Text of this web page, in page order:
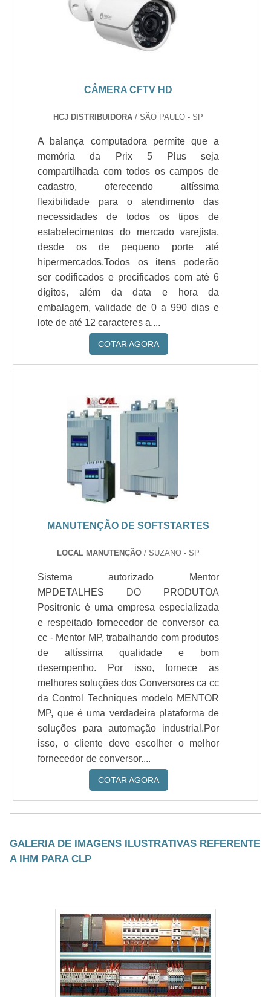
CÂMERA CFTV HD
HCJ DISTRIBUIDORA / SÃO PAULO - SP
A balança computadora permite que a
memória da Prix 5 Plus seja
compartilhada com todos os campos de
cadastro, oferecendo altíssima
flexibilidade para o atendimento das
necessidades de todos os tipos de
estabelecimentos do mercado varejista,
desde os de pequeno porte até
hipermercados.Todos os itens poderão
ser codificados e precificados com até 6
dígitos, além da data e hora da
embalagem, validade de 0 a 990 dias e
lote de até 12 caracteres a....
COTAR AGORA
MANUTENÇÃO DE SOFTSTARTES
LOCAL MANUTENÇÃO / SUZANO - SP
Sistema autorizado Mentor
MPDETALHES DO PRODUTOA
Positronic é uma empresa especializada
e respeitado fornecedor de conversor ca
cc - Mentor MP, trabalhando com produtos
de altíssima qualidade e bom
desempenho. Por isso, fornece as
melhores soluções dos Conversores ca cc
da Control Techniques modelo MENTOR
MP, que é uma verdadeira plataforma de
soluções para automação industrial.Por
isso, o cliente deve escolher o melhor
fornecedor de conversor....
COTAR AGORA
GALERIA DE IMAGENS ILUSTRATIVAS REFERENTE
A IHM PARA CLP